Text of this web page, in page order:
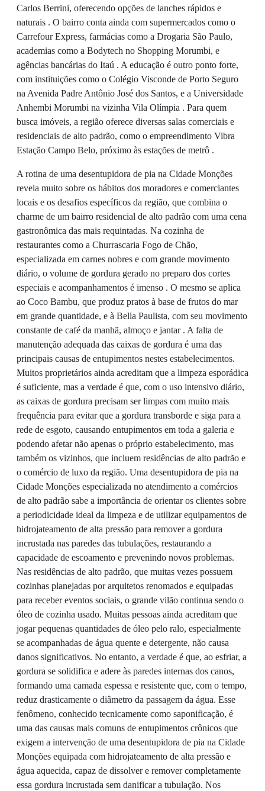
Carlos Berrini, oferecendo opções de lanches rápidos e
naturais . O bairro conta ainda com supermercados como o
Carrefour Express, farmácias como a Drogaria São Paulo,
academias como a Bodytech no Shopping Morumbi, e
agências bancárias do Itaú . A educação é outro ponto forte,
com instituições como o Colégio Visconde de Porto Seguro
na Avenida Padre Antônio José dos Santos, e a Universidade
Anhembi Morumbi na vizinha Vila Olímpia . Para quem
busca imóveis, a região oferece diversas salas comerciais e
residenciais de alto padrão, como o empreendimento Vibra
Estação Campo Belo, próximo às estações de metrô .
A rotina de uma desentupidora de pia na Cidade Monções
revela muito sobre os hábitos dos moradores e comerciantes
locais e os desafios específicos da região, que combina o
charme de um bairro residencial de alto padrão com uma cena
gastronômica das mais requintadas. Na cozinha de
restaurantes como a Churrascaria Fogo de Chão,
especializada em carnes nobres e com grande movimento
diário, o volume de gordura gerado no preparo dos cortes
especiais e acompanhamentos é imenso . O mesmo se aplica
ao Coco Bambu, que produz pratos à base de frutos do mar
em grande quantidade, e à Bella Paulista, com seu movimento
constante de café da manhã, almoço e jantar . A falta de
manutenção adequada das caixas de gordura é uma das
principais causas de entupimentos nestes estabelecimentos.
Muitos proprietários ainda acreditam que a limpeza esporádica
é suficiente, mas a verdade é que, com o uso intensivo diário,
as caixas de gordura precisam ser limpas com muito mais
frequência para evitar que a gordura transborde e siga para a
rede de esgoto, causando entupimentos em toda a galeria e
podendo afetar não apenas o próprio estabelecimento, mas
também os vizinhos, que incluem residências de alto padrão e
o comércio de luxo da região. Uma desentupidora de pia na
Cidade Monções especializada no atendimento a comércios
de alto padrão sabe a importância de orientar os clientes sobre
a periodicidade ideal da limpeza e de utilizar equipamentos de
hidrojateamento de alta pressão para remover a gordura
incrustada nas paredes das tubulações, restaurando a
capacidade de escoamento e prevenindo novos problemas.
Nas residências de alto padrão, que muitas vezes possuem
cozinhas planejadas por arquitetos renomados e equipadas
para receber eventos sociais, o grande vilão continua sendo o
óleo de cozinha usado. Muitas pessoas ainda acreditam que
jogar pequenas quantidades de óleo pelo ralo, especialmente
se acompanhadas de água quente e detergente, não causa
danos significativos. No entanto, a verdade é que, ao esfriar, a
gordura se solidifica e adere às paredes internas dos canos,
formando uma camada espessa e resistente que, com o tempo,
reduz drasticamente o diâmetro da passagem da água. Esse
fenômeno, conhecido tecnicamente como saponificação, é
uma das causas mais comuns de entupimentos crônicos que
exigem a intervenção de uma desentupidora de pia na Cidade
Monções equipada com hidrojateamento de alta pressão e
água aquecida, capaz de dissolver e remover completamente
essa gordura incrustada sem danificar a tubulação. Nos